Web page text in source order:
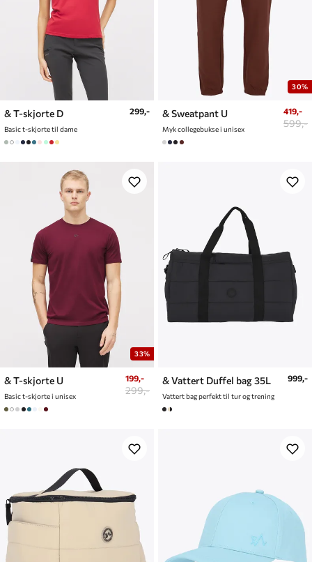
& T-skjorte D
Basic t-skjorte til dame
299,-
30%
& Sweatpant U
Myk collegebukse i unisex
419,-
599,-
33%
& T-skjorte U
Basic t-skjorte i unisex
199,-
299,-
& Vattert Duffel bag 35L
Vattert bag perfekt til tur og trening
999,-